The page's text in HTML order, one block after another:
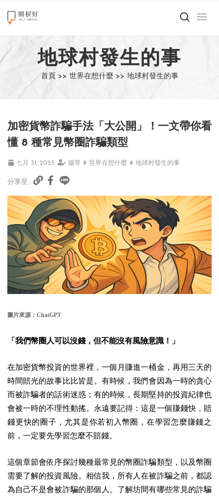
來點正能量
世界在想什麼
創造美好生活
職場商業經濟
影片專區
關於我們
地球村發生的事
首頁 >> 世界在想什麼 >> 地球村發生的事
加密貨幣詐騙手法「大公開」！一文帶你看
懂 8 種常見幣圈詐騙類型
七月 31, 2025 腦哥 # 世界在想什麼 # 地球村發生的事
分享至 :
圖片來源：ChatGPT
「我們幣圈人可以沒錢，但不能沒有風險意識！」
在加密貨幣投資的世界裡，一個月賺進一桶金，再用三天的
時間賠光的故事比比皆是。有時候，我們會因為一時的貪心
而被詐騙者的話術迷惑；有的時候，長期堅持的投資紀律也
會被一時的不理性動搖。永遠要記得：這是一個賺錢快，賠
錢更快的圈子，尤其是你若初入幣圈，在學習怎麼賺錢之
前，一定要先學習怎麼不賠錢。
這個章節會依序探討幾種最常見的幣圈詐騙類型，以及幣圈
需要了解的投資風險。相信我，所有人在被詐騙之前，都認
為自己不是會被詐騙的那個人。了解坊間有哪些常見的詐騙